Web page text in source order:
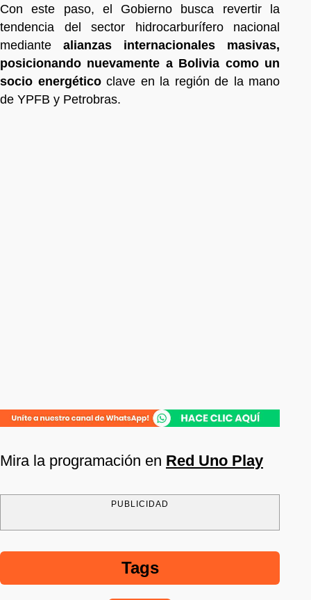
Con este paso, el Gobierno busca revertir la
tendencia del sector hidrocarburífero nacional
mediante alianzas internacionales masivas,
posicionando nuevamente a Bolivia como un
socio energético clave en la región de la mano
de YPFB y Petrobras.
Mira la programación en Red Uno Play
PUBLICIDAD
Tags